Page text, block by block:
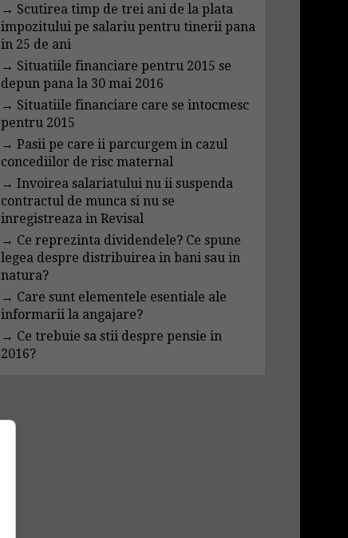
→ Scutirea timp de trei ani de la plata
impozitului pe salariu pentru tinerii pana
in 25 de ani
→ Situatiile financiare pentru 2015 se
depun pana la 30 mai 2016
→ Situatiile financiare care se intocmesc
pentru 2015
→Pasii pe care ii parcurgem in cazul
concediilor de risc maternal
→Invoirea salariatului nu ii suspenda
contractul de munca si nu se
inregistreaza in Revisal
→ Ce reprezinta dividendele? Ce spune
legea despre distribuirea in bani sau in
natura?
→ Care sunt elementele esentiale ale
informarii la angajare?
→ Ce trebuie sa stii despre pensie in
2016?